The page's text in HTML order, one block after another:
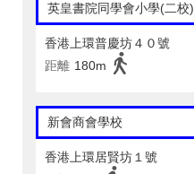
英皇書院同學會小學(二校)
香港上環普慶坊４０號
距離 180m
新會商會學校
香港上環居賢坊１號